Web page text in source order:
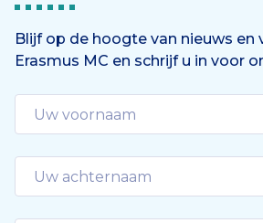
Blijf op de hoogte van nieuws en
Erasmus MC en schrijf u in voor